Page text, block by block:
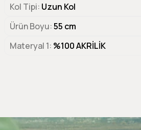
Kol Tipi Uzun Kol
Ürün Boyu 55 cm
Materyal 1 %100 AKRİLİK